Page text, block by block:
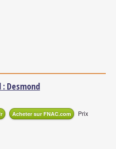
: Desmond
Acheter sur FNAC.com
Prix